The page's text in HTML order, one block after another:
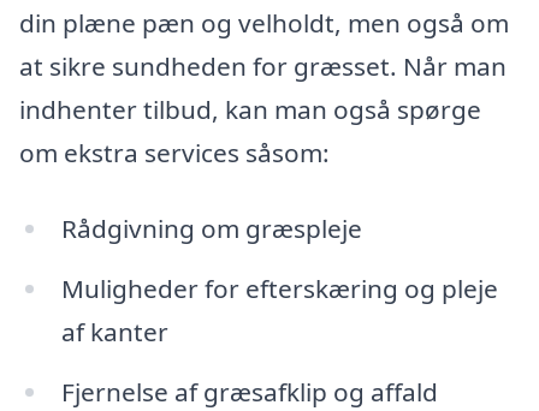
din plæne pæn og velholdt, men også om
at sikre sundheden for græsset. Når man
indhenter tilbud, kan man også spørge
om ekstra services såsom:
Rådgivning om græspleje
Muligheder for efterskæring og pleje
af kanter
Fjernelse af græsafklip og affald